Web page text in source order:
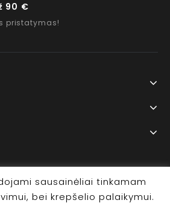
90 €
pristatymas!
sausainėliai tinkamam
bei krepšelio palaikymui.